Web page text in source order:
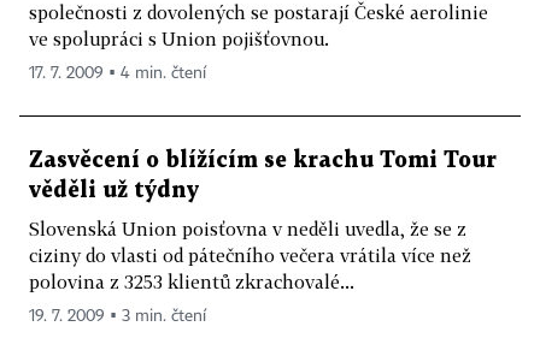
společnosti z dovolených se postarají České aerolinie
ve spolupráci s Union pojišťovnou.
17. 7. 2009 ▪ 4 min. čtení
Zasvěcení o blížícím se krachu Tomi Tour
věděli už týdny
Slovenská Union poisťovna v neděli uvedla, že se z
ciziny do vlasti od pátečního večera vrátila více než
polovina z 3253 klientů zkrachovalé...
19. 7. 2009 ▪ 3 min. čtení